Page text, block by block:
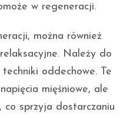
w regeneracji.
można również
Należy do
oddechowe. Te
mięśniowe, ale
sprzyja dostarczaniu